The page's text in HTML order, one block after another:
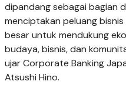
dipandang sebagai bagian
menciptakan peluang
besar untuk mendukung
budaya, bisnis, dan
ujar Corporate Banking
Atsushi Hino.